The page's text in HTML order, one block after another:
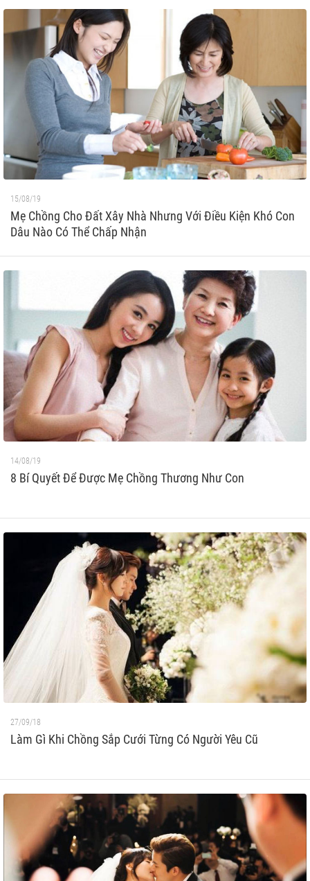
15/08/19
Mẹ Chồng Cho Đất Xây Nhà Nhưng Với Điều Kiện Khó Con
Dâu Nào Có Thể Chấp Nhận
14/08/19
8 Bí Quyết Để Được Mẹ Chồng Thương Như Con
27/09/18
Làm Gì Khi Chồng Sắp Cưới Từng Có Người Yêu Cũ